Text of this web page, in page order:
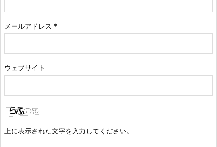
メールアドレス *
ウェブサイト
上に表示された文字を入力してください。